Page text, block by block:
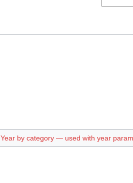
Year by category — used with year